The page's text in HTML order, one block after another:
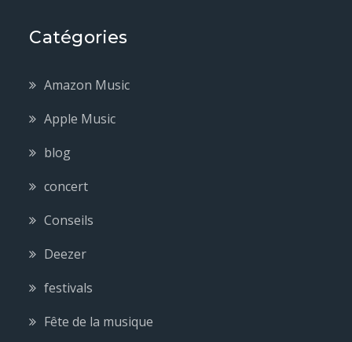
Catégories
Amazon Music
Apple Music
blog
concert
Conseils
Deezer
festivals
Fête de la musique